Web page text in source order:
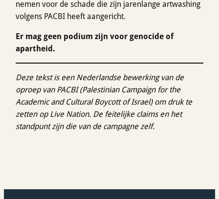
nemen voor de schade die zijn jarenlange artwashing
volgens PACBI heeft aangericht.
Er mag geen podium zijn voor genocide of
apartheid.
Deze tekst is een Nederlandse bewerking van de
oproep van PACBI (Palestinian Campaign for the
Academic and Cultural Boycott of Israel) om druk te
zetten op Live Nation. De feitelijke claims en het
standpunt zijn die van de campagne zelf.